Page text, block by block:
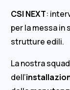
CSI NEXT:
per la messa
strutture edili.
La nostra
dell’